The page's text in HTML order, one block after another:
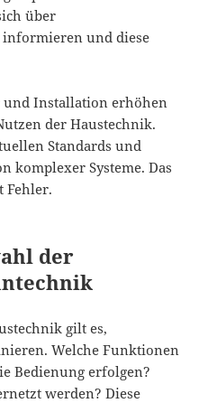
über
und diese
und Installation erhöhen
der Haustechnik.
Standards und
komplexer Systeme. Das
Fehler.
der
gilt es,
Welche Funktionen
Bedienung erfolgen?
werden? Diese